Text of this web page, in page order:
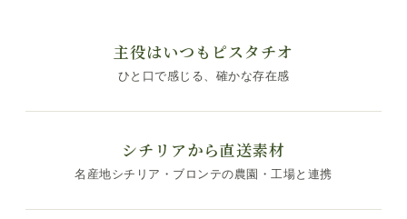
主役はいつもピスタチオ
ひと口で感じる、確かな存在感
シチリアから直送素材
名産地シチリア・ブロンテの農園・工場と連携